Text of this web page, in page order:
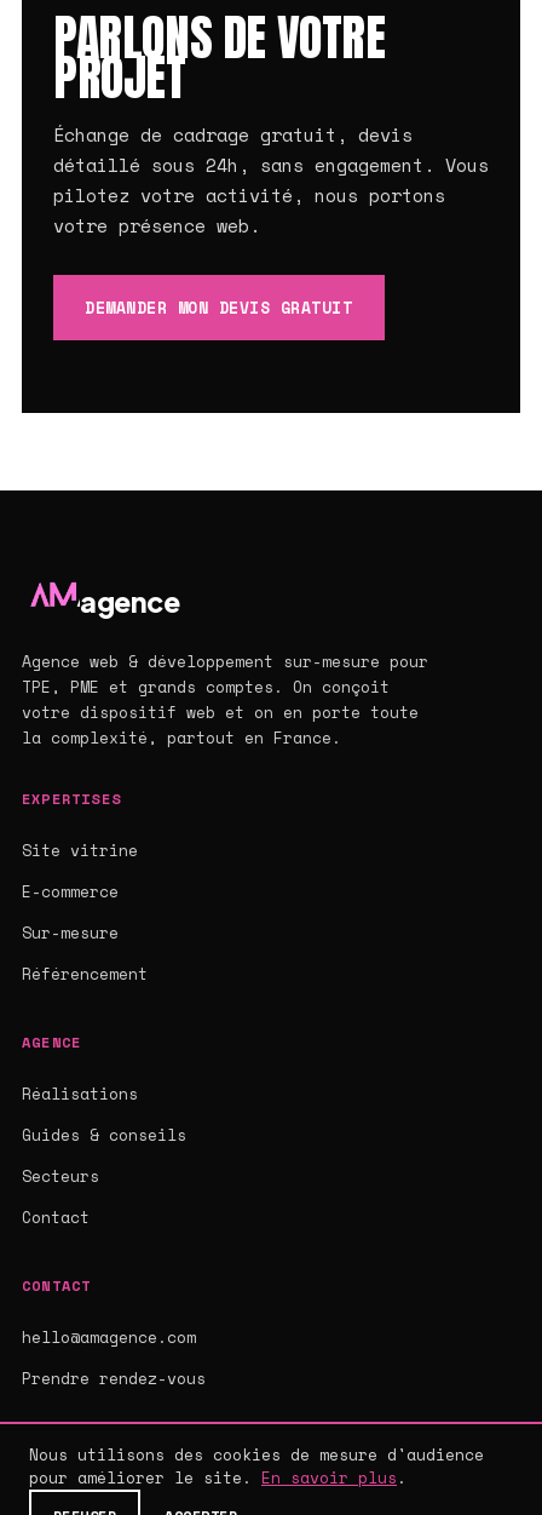
PARLONS DE VOTRE
PROJET
Échange de cadrage gratuit, devis
détaillé sous 24h, sans engagement. Vous
pilotez votre activité, nous portons
votre présence web.
DEMANDER MON DEVIS GRATUIT
agence
Agence web & développement sur-mesure pour
TPE, PME et grands comptes. On conçoit
votre dispositif web et on en porte toute
la complexité, partout en France.
EXPERTISES
Site vitrine
E-commerce
Sur-mesure
Référencement
AGENCE
Réalisations
Guides & conseils
Secteurs
Contact
CONTACT
hello@amagence.com
Prendre rendez-vous
© 2026 AMAGENCE - AGENCE WEB SUR-MESURE
Nous utilisons des cookies de mesure d'audience
pour améliorer le site. En savoir plus .